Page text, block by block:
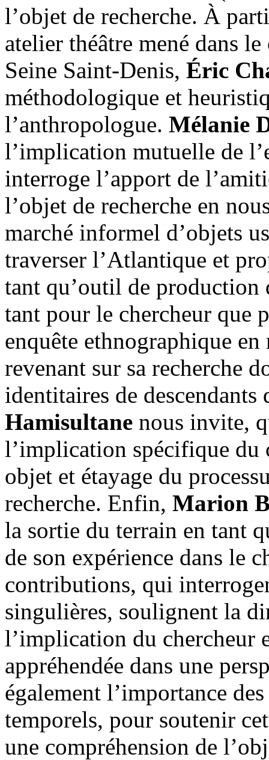
l’objet de recherche. À
atelier théâtre mené dans
Seine Saint-Denis, Éric
méthodologique et
l’anthropologue. Mélanie
l’implication mutuelle de
interroge l’apport de
l’objet de recherche en
marché informel d’objets
traverser l’Atlantique et
tant qu’outil de production
tant pour le chercheur que
enquête ethnographique
revenant sur sa recherche
identitaires de
Hamisultane nous invite,
l’implication spécifique
objet et étayage du
recherche. Enfin, Marion
la sortie du terrain en tant
de son expérience dans le
contributions, qui
singulières, soulignent la
l’implication du chercheur
appréhendée dans une
également l’importance
temporels, pour soutenir
une compréhension de